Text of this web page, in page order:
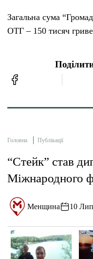
Загальна сума
ОТГ – 150 тисяч
Головна Публікації
“Стейк” став
Міжнародного
Менщина 10